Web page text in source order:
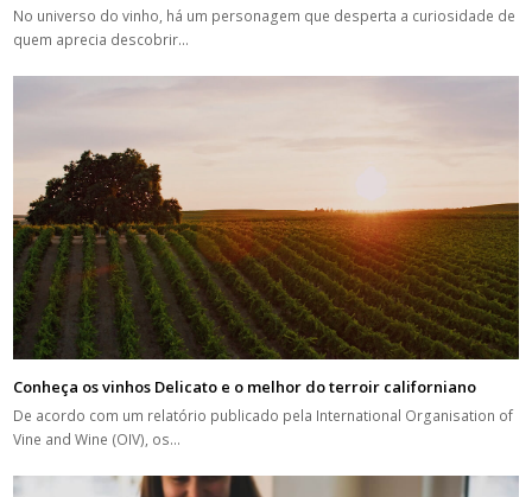
No universo do vinho, há um personagem que desperta a curiosidade de
quem aprecia descobrir…
Conheça os vinhos Delicato e o melhor do terroir californiano
De acordo com um relatório publicado pela International Organisation of
Vine and Wine (OIV), os…